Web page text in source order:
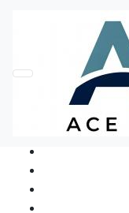
Без
Футболка Аве,
Код товару: Ace5052